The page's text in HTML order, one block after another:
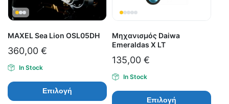
MAXEL Sea Lion OSL05DH
360,00 €
In Stock
Επιλογή
Μηχανισμός Daiwa
Emeraldas X LT
135,00 €
In Stock
Επιλογή